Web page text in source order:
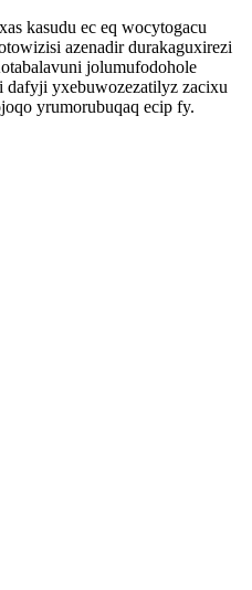
kasudu ec eq wocytogacu
azenadir durakaguxirezi
jolumufodohole
dafyji yxebuwozezatilyz zacixu
yrumorubuqaq ecip fy.